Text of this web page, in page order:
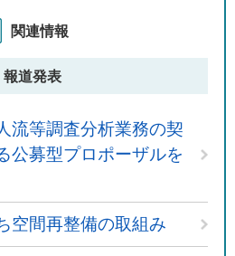
関連情報
報道発表
流等調査分析業務の契
公募型プロポーザルを
空間再整備の取組み